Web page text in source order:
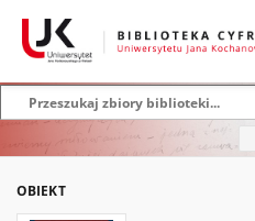
OBIEKT